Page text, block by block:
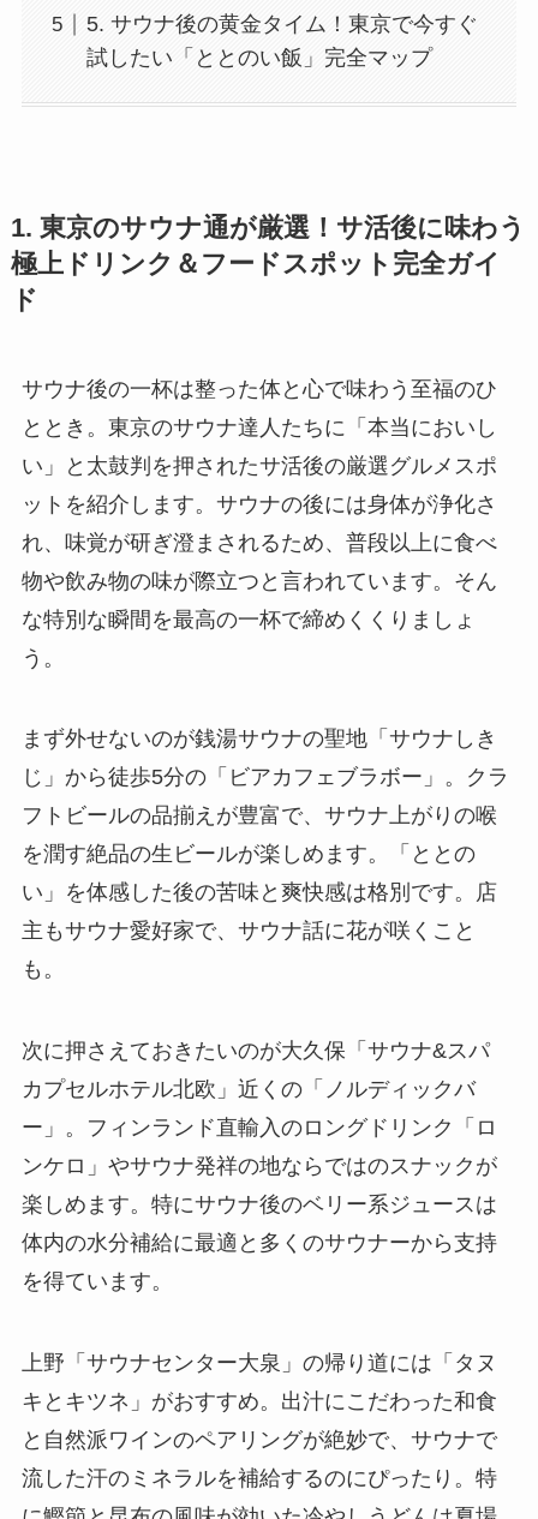
5. サウナ後の黄金タイム！東京で今すぐ
試したい「ととのい飯」完全マップ
1. 東京のサウナ通が厳選！サ活後に味わう
極上ドリンク＆フードスポット完全ガイ
ド
サウナ後の一杯は整った体と心で味わう至福のひ
ととき。東京のサウナ達人たちに「本当においし
い」と太鼓判を押されたサ活後の厳選グルメスポ
ットを紹介します。サウナの後には身体が浄化さ
れ、味覚が研ぎ澄まされるため、普段以上に食べ
物や飲み物の味が際立つと言われています。そん
な特別な瞬間を最高の一杯で締めくくりましょ
う。
まず外せないのが銭湯サウナの聖地「サウナしき
じ」から徒歩5分の「ビアカフェブラボー」。クラ
フトビールの品揃えが豊富で、サウナ上がりの喉
を潤す絶品の生ビールが楽しめます。「ととの
い」を体感した後の苦味と爽快感は格別です。店
主もサウナ愛好家で、サウナ話に花が咲くこと
も。
次に押さえておきたいのが大久保「サウナ&スパ
カプセルホテル北欧」近くの「ノルディックバ
ー」。フィンランド直輸入のロングドリンク「ロ
ンケロ」やサウナ発祥の地ならではのスナックが
楽しめます。特にサウナ後のベリー系ジュースは
体内の水分補給に最適と多くのサウナーから支持
を得ています。
上野「サウナセンター大泉」の帰り道には「タヌ
キとキツネ」がおすすめ。出汁にこだわった和食
と自然派ワインのペアリングが絶妙で、サウナで
流した汗のミネラルを補給するのにぴったり。特